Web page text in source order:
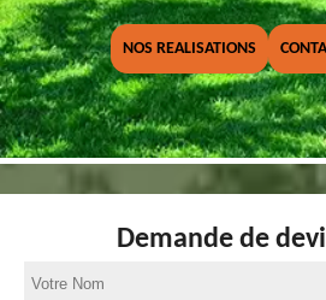
NOS REALISATIONS
Demande de